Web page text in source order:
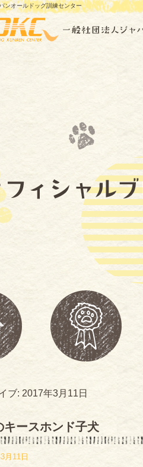
ンオールドッグ訓練センター
ブ: 2017年3月11日
キースホンド子犬
月11日